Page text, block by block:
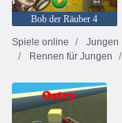
Bob der Räuber 4
Spiele online
Jungen
Rennen für Jungen